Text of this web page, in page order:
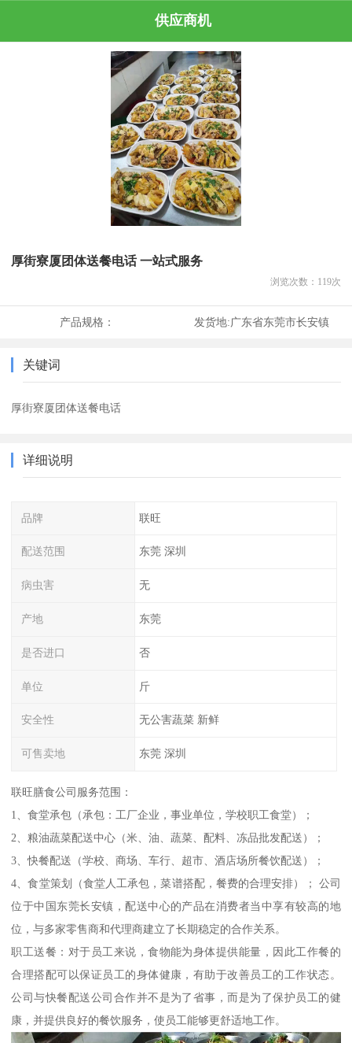
供应商机
厚街寮厦团体送餐电话 一站式服务
浏览次数： 119次
产品规格： 发货地:广东省东莞市长安镇
关键词
厚街寮厦团体送餐电话
详细说明
品牌 联旺
配送范围 东莞 深圳
病虫害 无
产地 东莞
是否进口 否
单位 斤
安全性 无公害蔬菜 新鲜
可售卖地 东莞 深圳
联旺膳食公司服务范围：
1、食堂承包（承包：工厂企业，事业单位，学校职工食堂）；
2、粮油蔬菜配送中心（米、油、蔬菜、配料、冻品批发配送）；
3、快餐配送（学校、商场、车行、超市、酒店场所餐饮配送）；
4、食堂策划（食堂人工承包，菜谱搭配，餐费的合理安排）； 公司
位于中国东莞长安镇，配送中心的产品在消费者当中享有较高的地
位，与多家零售商和代理商建立了长期稳定的合作关系。
职工送餐：对于员工来说，食物能为身体提供能量，因此工作餐的
合理搭配可以保证员工的身体健康，有助于改善员工的工作状态。
公司与快餐配送公司合作并不是为了省事，而是为了保护员工的健
康，并提供良好的餐饮服务，使员工能够更舒适地工作。